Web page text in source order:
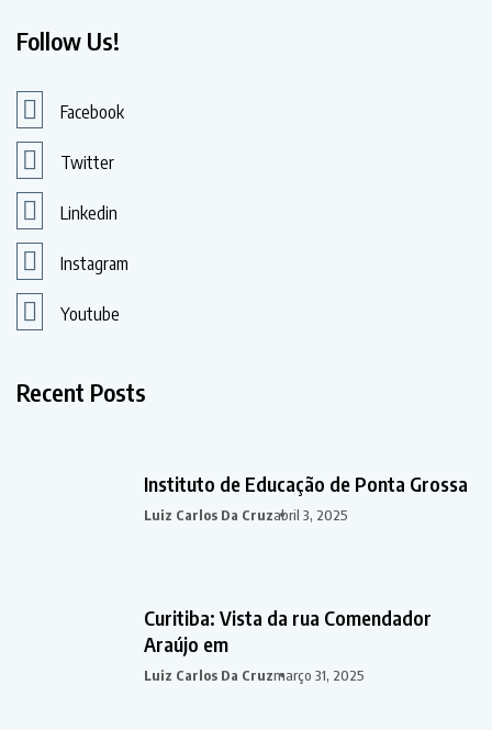
Follow Us!
Facebook
Twitter
Linkedin
Instagram
Youtube
Recent Posts
Instituto de Educação de Ponta Grossa
Luiz Carlos Da Cruzabril 3, 2025
Curitiba: Vista da rua Comendador
Araújo em
Luiz Carlos Da Cruzmarço 31, 2025